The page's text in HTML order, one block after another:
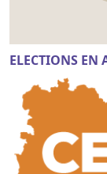
ELECTIONS EN